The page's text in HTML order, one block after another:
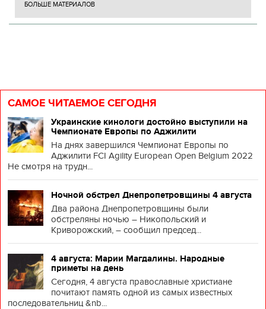
БОЛЬШЕ МАТЕРИАЛОВ
САМОЕ ЧИТАЕМОЕ СЕГОДНЯ
Украинские кинологи достойно выступили на
Чемпионате Европы по Аджилити
На днях завершился Чемпионат Европы по
Аджилити FCI Agility European Open Belgium 2022
Не смотря на трудн...
Ночной обстрел Днепропетровщины 4 августа
Два района Днепропетровщины были
обстреляны ночью – Никопольский и
Криворожский, – сообщил председ...
4 августа: Марии Магдалины. Народные
приметы на день
Сегодня, 4 августа православные христиане
почитают память одной из самых известных
последовательниц &nb...